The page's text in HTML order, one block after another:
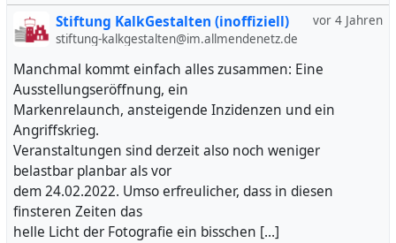
vor 4 Jahren
Stiftung KalkGestalten (inoffiziell)
stiftung-kalkgestalten@im.allmendenetz.de
Manchmal kommt einfach alles zusammen: Eine
Ausstellungseröffnung, ein
Markenrelaunch, ansteigende Inzidenzen und ein
Angriffskrieg.
Veranstaltungen sind derzeit also noch weniger
belastbar planbar als vor
dem 24.02.2022. Umso erfreulicher, dass in diesen
finsteren Zeiten das
helle Licht der Fotografie ein bisschen […]